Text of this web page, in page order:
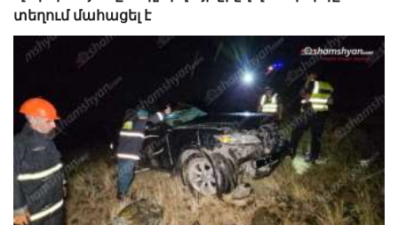
տեղում մահացել է